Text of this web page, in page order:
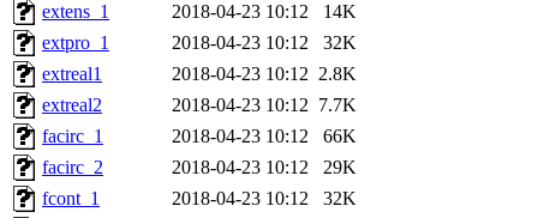
extens_1
2018-04-23 10:12
14K
extpro_1
2018-04-23 10:12
32K
extreal1
2018-04-23 10:12 2.8K
extreal2
2018-04-23 10:12 7.7K
facirc_1
2018-04-23 10:12
66K
facirc_2
2018-04-23 10:12
29K
fcont_1
2018-04-23 10:12
32K